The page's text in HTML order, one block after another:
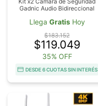
Gadnic Audio Bidireccional
Llega GratisHoy
$183.152
$119.049
35% OFF
DESDE 6 CUOTAS SIN INTERÉS